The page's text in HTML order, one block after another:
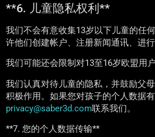
**6. 儿童隐私权利**
我们不会有意收集13岁以下儿童的任
许他们创建帐户、注册新闻通讯、进行
我们可能还会限制对13至16岁欧盟用
我们认真对待儿童的隐私，并鼓励父
积极作用。如果您对孩子的个人数据
privacy@saber3d.com联系我们。
**7. 您的个人数据传输**